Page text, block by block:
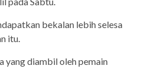
bekalan lebih selesa
itu.
yang diambil oleh pemain